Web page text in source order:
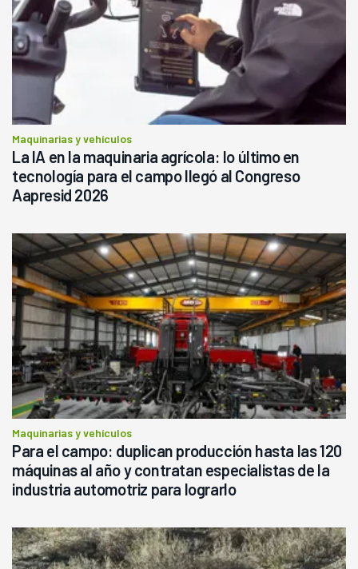
Maquinarias y vehículos
La IA en la maquinaria agrícola: lo último en
tecnología para el campo llegó al Congreso
Aapresid 2026
Maquinarias y vehículos
Para el campo: duplican producción hasta las 120
máquinas al año y contratan especialistas de la
industria automotriz para lograrlo